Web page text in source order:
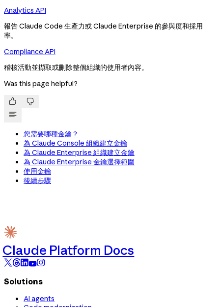
Analytics API
報告 Claude Code 生產力或 Claude Enterprise 的參與度和採用
率。
Compliance API
稽核活動並擷取或刪除整個組織的使用者內容。
Was this page helpful?
 
您需要哪種金鑰？
為 Claude Console 組織建立金鑰
為 Claude Enterprise 組織建立金鑰
為 Claude Enterprise 金鑰選擇範圍
使用金鑰
後續步驟
Claude Platform Docs
Solutions
AI agents